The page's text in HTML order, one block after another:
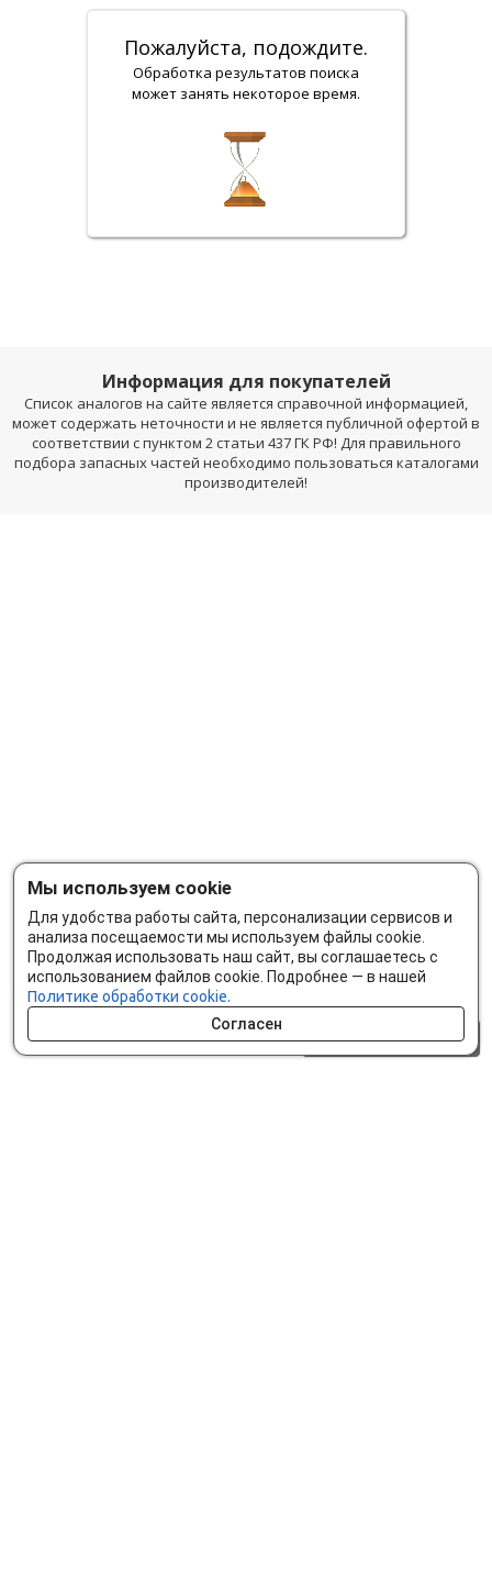
Пожалуйста, подождите.
Обработка результатов поиска
может занять некоторое время.
Информация для покупателей
Список аналогов на сайте является справочной информацией,
может содержать неточности и не является публичной офертой в
соответствии с пунктом 2 статьи 437 ГК РФ! Для правильного
подбора запасных частей необходимо пользоваться каталогами
производителей!
Мы используем cookie
Для удобства работы сайта, персонализации сервисов и
анализа посещаемости мы используем файлы cookie.
Продолжая использовать наш сайт, вы соглашаетесь с
использованием файлов cookie. Подробнее — в нашей
Политике обработки cookie.
Согласен